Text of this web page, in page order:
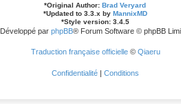
*Original Author: Brad Veryard
*Updated to 3.3.x by MannixMD
*Style version: 3.4.5
Développé par phpBB® Forum Software © phpBB
Traduction française officielle© Qiaeru
Confidentialité | Conditions